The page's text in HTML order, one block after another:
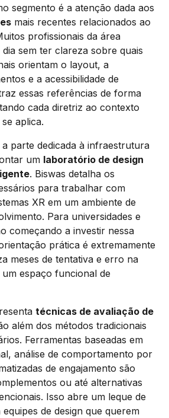
segmento é a atenção dada aos
mais recentes relacionados ao
profissionais da área
sem ter clareza sobre quais
orientam o layout, a
e a acessibilidade de
essas referências de forma
cada diretriz ao contexto
aplica.
parte dedicada à infraestrutura
um laboratório de design
. Biswas detalha os
para trabalhar com
XR em um ambiente de
Para universidades e
começando a investir nessa
prática é extremamente
meses de tentativa e erro na
espaço funcional de
técnicas de avaliação de
além dos métodos tradicionais
Ferramentas baseadas em
análise de comportamento por
de engajamento são
ou até alternativas
Isso abre um leque de
de design que querem